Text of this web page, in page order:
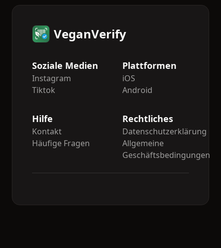
VeganVerify
Soziale Medien
Instagram
Tiktok
Plattformen
iOS
Android
Hilfe
Kontakt
Häufige Fragen
Rechtliches
Datenschutzerklärung
Allgemeine
Geschäftsbedingungen